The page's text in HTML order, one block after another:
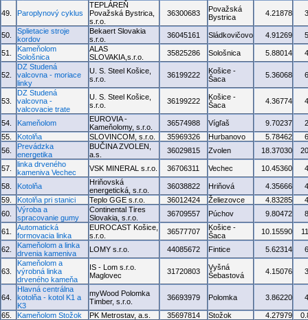
49. Paroplynový cyklus
TEPLÁREŇ
Považská Bystrica,
s.r.o.
36300683
Považská
Bystrica
4.21878
50.
Splietacie stroje
kordov
Bekaert Slovakia
s.r.o.
36045161 Sládkovičovo 4.91269
51.
Kameňolom
Sološnica
ALAS
SLOVAKIA,s.r.o.
35825286 Sološnica 5.88014
52.
DZ Studená
valcovna - moriace
linky
U. S. Steel Košice,
s.r.o.
36199222
Košice -
Šaca
5.36068
53.
DZ Studená
valcovna -
valcovacie trate
U. S. Steel Košice,
s.r.o.
36199222
Košice -
Šaca
4.36774
54. Kameňolom
EUROVIA -
Kameňolomy, s.r.o.
36574988 Vígľaš 9.70237
55.
Kotolňa SLOVINCOM, s.r.o. 35969326 Hurbanovo 5.78462
56.
Prevádzka
energetika
BUČINA ZVOLEN,
a.s.
36029815 Zvolen 18.37030
57.
linka drveného
kameniva Vechec
VSK MINERAL s.r.o. 36706311 Vechec 10.45360
58. Kotolňa
Hriňovská
energetická, s.r.o.
36038822 Hriňová 4.35666
59.
Kotolňa pri stanici Teplo GGE s.r.o. 36012424 Želiezovce 4.83285
60.
Výroba a
spracovanie gumy
Continental Tires
Slovakia, s.r.o.
36709557 Púchov 9.80472
61.
Automatická
formovacia linka
EUROCAST Košice,
s.r.o.
36577707
Košice -
Šaca
10.15590
62.
Kameňolom a linka
drvenia kameniva
LOMY s.r.o. 44085672 Fintice 5.62314
63.
Kameňolom a
výrobná linka
drveného kameňa
IS - Lom s.r.o.
Maglovec
31720803
Vyšná
Šebastová
4.15076
64.
Hlavná centrálna
kotolňa - kotol K1 a
K3
myWood Polomka
Timber, s.r.o.
36693979 Polomka 3.86220
65. Kameňolom Stožok PK Metrostav, a.s. 35697814 Stožok 4.27979